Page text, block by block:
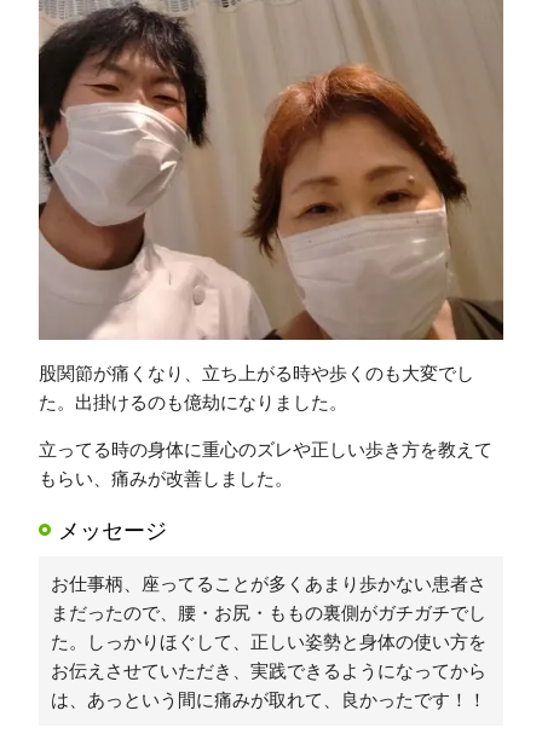
股関節が痛くなり、立ち上がる時や歩くのも大変でし
た。出掛けるのも億劫になりました。
立ってる時の身体に重心のズレや正しい歩き方を教えて
もらい、痛みが改善しました。
メッセージ
お仕事柄、座ってることが多くあまり歩かない患者さ
まだったので、腰・お尻・ももの裏側がガチガチでし
た。しっかりほぐして、正しい姿勢と身体の使い方を
お伝えさせていただき、実践できるようになってから
は、あっという間に痛みが取れて、良かったです！！